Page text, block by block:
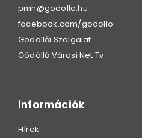
pmh@godollo.hu
facebook.com/godollo
Gödöllői Szolgálat
Gödöllő Városi Net Tv
információk
Hírek